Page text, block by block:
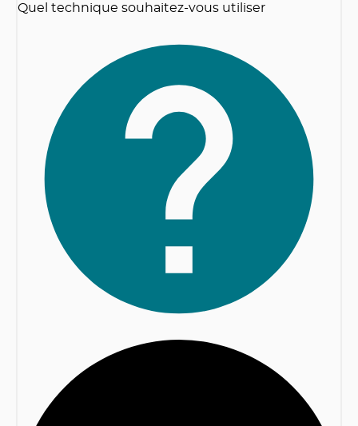
Quel technique souhaitez-vous utiliser